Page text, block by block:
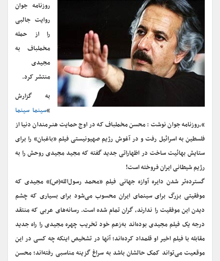
روزنامه جوان
روایت جالبی
را از حمله
مخملباف به
مجیدی
منتشر کرد.
به گزارش
“سینما سینما
“،روزنامه جوان نوشت : محسن مخملباف که در اوج حمایت هنـرمندان دنیا از
فلسطین به اسرائیل رفت و در آغوش رژیم صهیونیستی فیلم «باغبان» را برای
ستایش بهائیت ساخت در اظهاراتی جدید گفته که مجید مجیدی روحش را به
رژیم شیطانی ایران فروخته است!
گسترده‌تر شدن دایره آوازه جهانی فیلم «محمد رسول‌الله(ص)» مجیدی که
موفقیتی بزرگ برای سینمای ایران محسوب می‌شود برای بسیاری که چشم
دیدن این موفقیت را ندارند، گران تمام شده است. رسانه‌های عربی که منتقد
درجه یک فیلم مجیدی بوده‌اند به‌زعم خود تخریب چهره مجیدی را راه جدید
مقابله با فیلم اخیر او قلمداد کرده‌اند؛ آنها در تشخیص اینکه چه کسی در این
موقعیت می‌تواند کمک حالشان باشد به سراغ گزینه مناسبی رفته‌اند؛ محسن